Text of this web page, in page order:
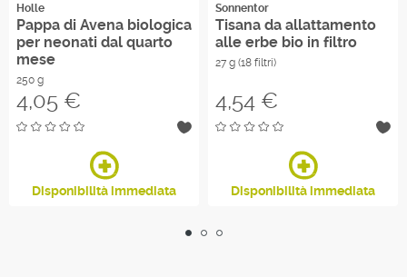
Holle
Pappa di Avena biologica
per neonati dal quarto
mese
250 g
Prezzo
4,05 €
Disponibilità immediata
Sonnentor
Tisana da allattamento
alle erbe bio in filtro
27 g (18 filtri)
Prezzo
4,54 €
Disponibilità immediata